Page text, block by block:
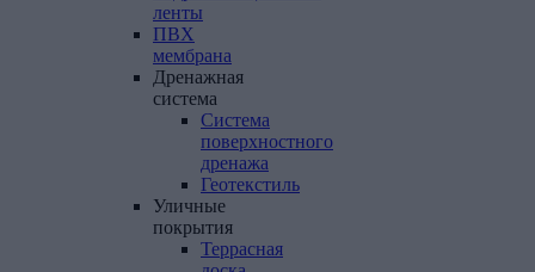
ленты
ПВХ
мембрана
Дренажная
система
Система
поверхностного
дренажа
Геотекстиль
Уличные
покрытия
Террасная